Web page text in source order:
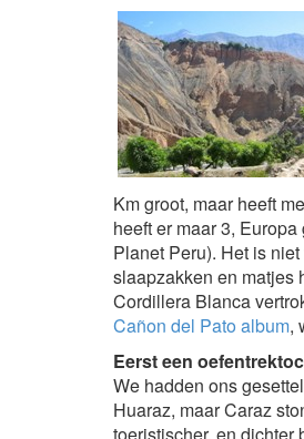
Km groot, maar heeft
heeft er maar 3,
Planet Peru). Het is
slaapzakken en matjes
Cordillera Blanca
Cañon del Pato album,
Eerst een
We hadden ons
Huaraz, maar Caraz
toeristischer, en dichter